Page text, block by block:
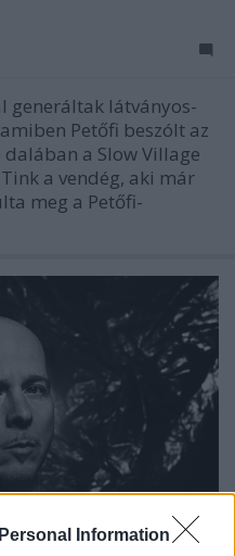
Information
generáltak látványos-
Petőfi beszólt az
dalában a Slow Village
a vendég, aki már
meg a Petőfi-